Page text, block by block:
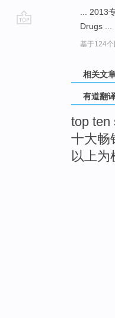
... 2013
Drugs ...
基于124
相关文
有道翻
top ten
十大畅
以上